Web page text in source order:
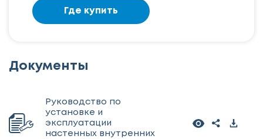
Где купить
Документы
Руководство по
установке и
эксплуатации
настенных внутренних